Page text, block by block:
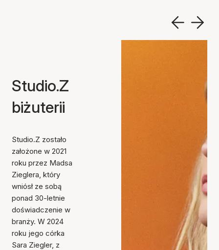
Studio.Z
biżuterii
Studio.Z zostało
założone w 2021
roku przez Madsa
Zieglera, który
wniósł ze sobą
ponad 30-letnie
doświadczenie w
branży. W 2024
roku jego córka
Sara Ziegler, z